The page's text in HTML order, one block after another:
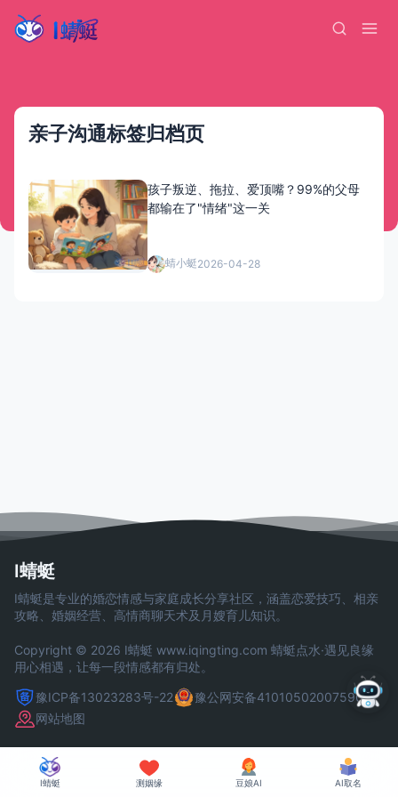
亲子沟通标签归档页
孩子叛逆、拖拉、爱顶嘴？99%的父母
都输在了"情绪"这一关
蜻小蜓2026-04-28
I蜻蜓
I蜻蜓是专业的婚恋情感与家庭成长分享社区，涵盖恋爱技巧、相亲
攻略、婚姻经营、高情商聊天术及月嫂育儿知识。
Copyright © 2026 I蜻蜓 www.iqingting.com 蜻蜓点水·遇见良缘
用心相遇，让每一段情感都有归处。
豫ICP备13023283号-22
豫公网安备41010502007590号
网站地图
I蜻蜓 测姻缘 豆娘AI AI取名